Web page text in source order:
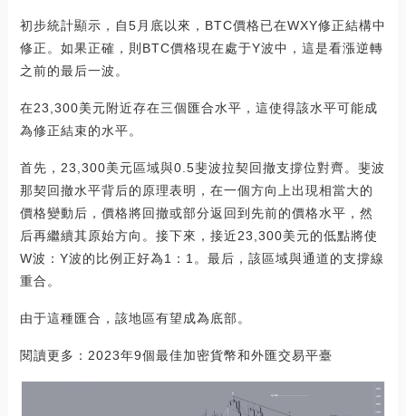
初步統計顯示，自5月底以來，BTC價格已在WXY修正結構中
修正。如果正確，則BTC價格現在處于Y波中，這是看漲逆轉
之前的最后一波。
在23,300美元附近存在三個匯合水平，這使得該水平可能成
為修正結束的水平。
首先，23,300美元區域與0.5斐波拉契回撤支撐位對齊。斐波
那契回撤水平背后的原理表明，在一個方向上出現相當大的
價格變動后，價格將回撤或部分返回到先前的價格水平，然
后再繼續其原始方向。接下來，接近23,300美元的低點將使
W波：Y波的比例正好為1：1。最后，該區域與通道的支撐線
重合。
由于這種匯合，該地區有望成為底部。
閱讀更多：2023年9個最佳加密貨幣和外匯交易平臺